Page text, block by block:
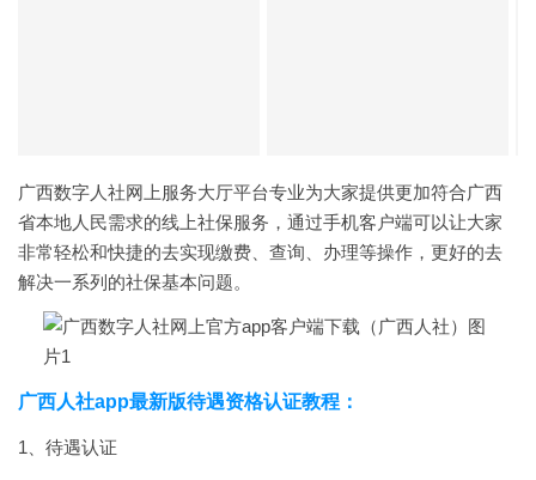
广西数字人社网上服务大厅平台专业为大家提供更加符合广西
省本地人民需求的线上社保服务，通过手机客户端可以让大家
非常轻松和快捷的去实现缴费、查询、办理等操作，更好的去
解决一系列的社保基本问题。
广西人社app最新版待遇资格认证教程：
1、待遇认证